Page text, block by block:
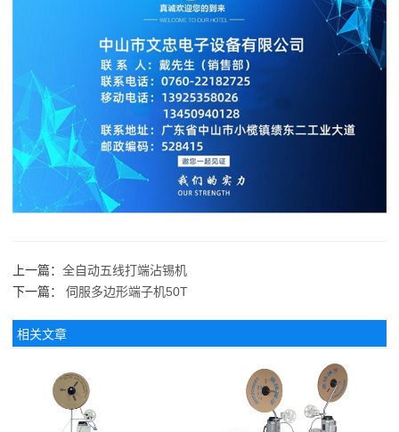
上一篇： 全自动五线打端沾锡机
下一篇： 伺服多边形端子机50T
相关文章